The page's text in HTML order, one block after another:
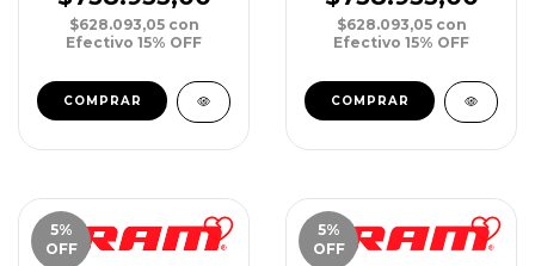
$628.093,05 con
Efectivo 15% OFF
$628.093,05 con
Efectivo 15% OFF
5%
OFF
5%
OFF